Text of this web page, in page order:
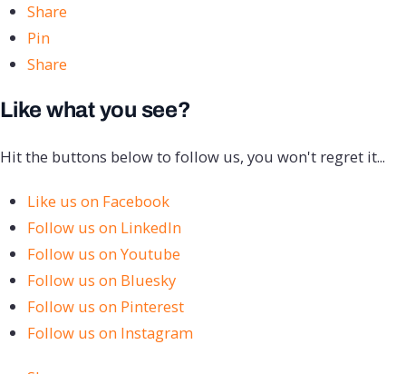
Share
Pin
Share
Like what you see?
Hit the buttons below to follow us, you won't regret it...
Like us on Facebook
Follow us on LinkedIn
Follow us on Youtube
Follow us on Bluesky
Follow us on Pinterest
Follow us on Instagram